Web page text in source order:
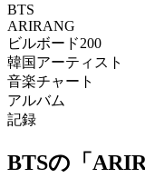
BTS
ARIRANG
ビルボード200
韓国アーティスト
音楽チャート
アルバム
記録
BTSの「